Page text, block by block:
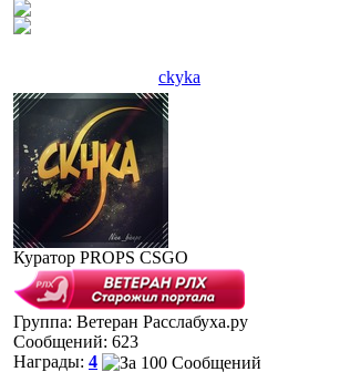
ckyka
Куратор PROPS CSGO
Группа: Ветеран Расслабуха.ру
Сообщений: 623
Награды: 4